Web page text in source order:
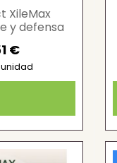
XileMax
y defensa
€